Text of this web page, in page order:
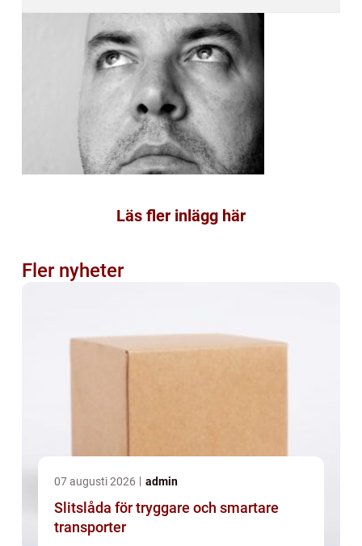
Läs fler inlägg här
Fler nyheter
07 augusti 2026 admin
Slitslåda för tryggare och smartare
transporter